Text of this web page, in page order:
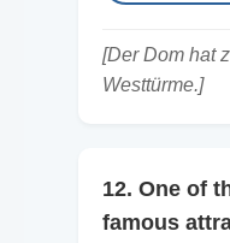
[Der Dom hat
Westtürme.]
12. One of
famous